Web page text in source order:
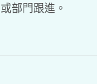
部門跟進。